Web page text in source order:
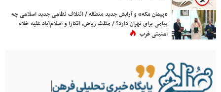
«پیمان مکه» و آرایش جدید منطقه / ائتلاف نظامی جدید اسلامی چه
پیامی برای تهران دارد؟ / مثلث ریاض، آنکارا و اسلام‌آباد علیه خلاء
امنیتی غرب